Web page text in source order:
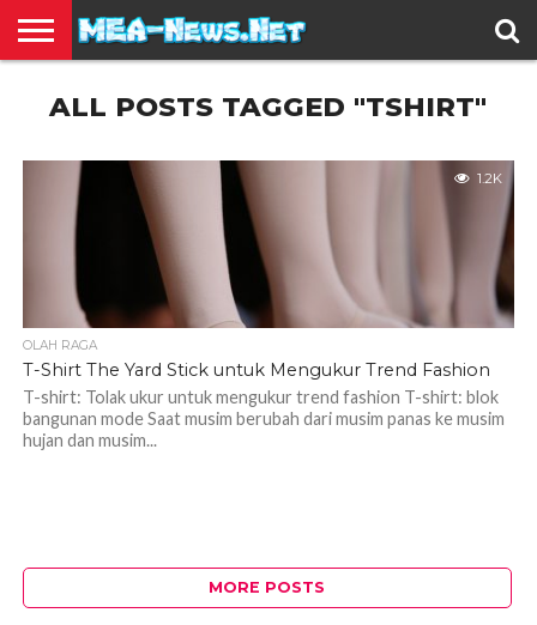
TERBARU
EDUKASI
HIBURAN
INSPIRASI
KESEHATAN
KULINER
OLAH
RAGA
OTOMOTIF
TRAVEL
JUAL
BELI
ALL POSTS TAGGED "TSHIRT"
1.2K
OLAH RAGA
T-Shirt The Yard Stick untuk Mengukur Trend Fashion
T-shirt: Tolak ukur untuk mengukur trend fashion T-shirt: blok
bangunan mode Saat musim berubah dari musim panas ke musim
hujan dan musim...
MORE POSTS